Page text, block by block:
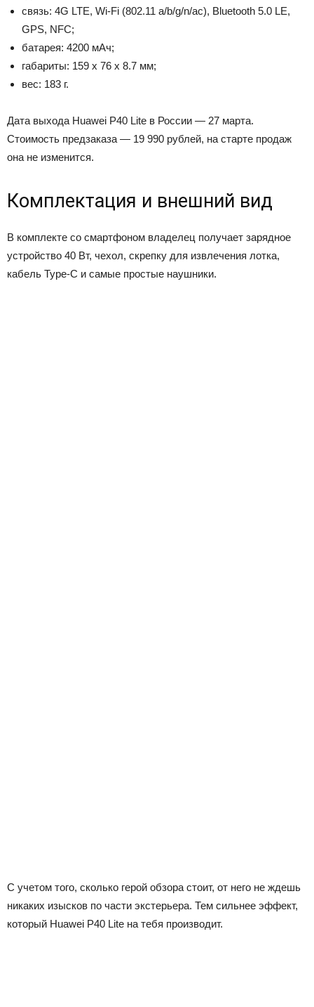
связь: 4G LTE, Wi-Fi (802.11 a/b/g/n/ac), Bluetooth 5.0 LE,
GPS, NFC;
батарея: 4200 мАч;
габариты: 159 х 76 х 8.7 мм;
вес: 183 г.
Дата выхода Huawei P40 Lite в России — 27 марта.
Стоимость предзаказа — 19 990 рублей, на старте продаж
она не изменится.
Комплектация и внешний вид
В комплекте со смартфоном владелец получает зарядное
устройство 40 Вт, чехол, скрепку для извлечения лотка,
кабель Type-C и самые простые наушники.
С учетом того, сколько герой обзора стоит, от него не ждешь
никаких изысков по части экстерьера. Тем сильнее эффект,
который Huawei P40 Lite на тебя производит.